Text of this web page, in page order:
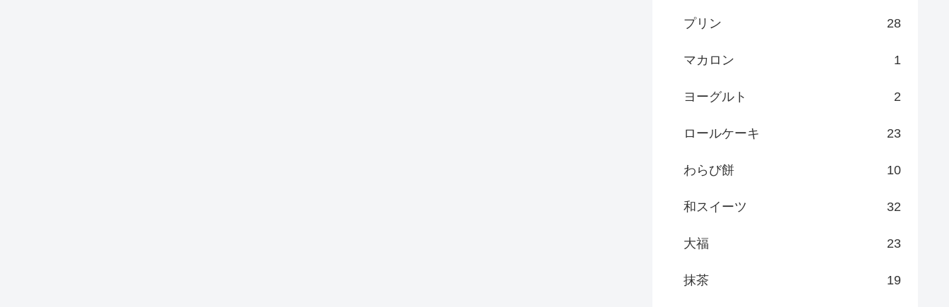
プリン 28
マカロン 1
ヨーグルト 2
ロールケーキ 23
わらび餅 10
和スイーツ 32
大福 23
抹茶 19